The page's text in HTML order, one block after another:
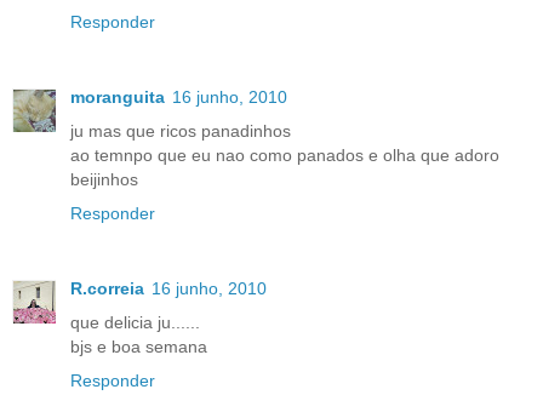
Responder
moranguita 16 junho, 2010
ju mas que ricos panadinhos
ao temnpo que eu nao como panados e olha que adoro
beijinhos
Responder
R.correia 16 junho, 2010
que delicia ju......
bjs e boa semana
Responder